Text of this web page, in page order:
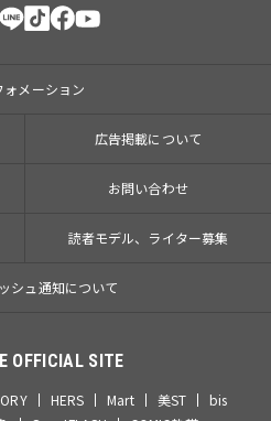
ォメーション
広告掲載について
お問い合わせ
読者モデル、ライター募集
シュ通知について
OFFICIAL SITE
HERS Mart 美ST
bis